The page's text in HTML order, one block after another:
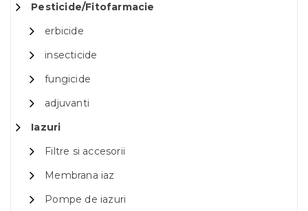
Pesticide/Fitofarmacie
erbicide
insecticide
fungicide
adjuvanti
Iazuri
Filtre si accesorii
Membrana iaz
Pompe de iazuri